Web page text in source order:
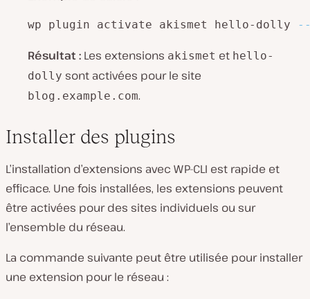
wp plugin activate akismet hello-dolly
Résultat : Les extensions akismet et hello-
dolly sont activées pour le site
blog.example.com.
Installer des plugins
L’installation d’extensions avec WP-CLI est rapide et
efficace. Une fois installées, les extensions peuvent
être activées pour des sites individuels ou sur
l’ensemble du réseau.
La commande suivante peut être utilisée pour installer
une extension pour le réseau :